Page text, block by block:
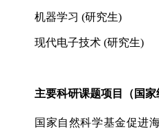
机器学习 (研究生)
现代电子技术 (研究生)
主要科研课题项目（国家
国家自然科学基金促进